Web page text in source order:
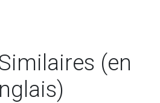
(en